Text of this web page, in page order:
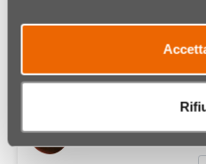
€ 8,95
Codice:
PRO CEL
SCURO